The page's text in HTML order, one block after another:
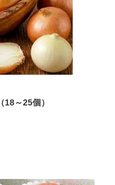
～25個）